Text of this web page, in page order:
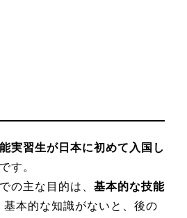
実習生が日本に初めて入国し
です。
の主な目的は、 基本的な技能
基本的な知識がないと、後の